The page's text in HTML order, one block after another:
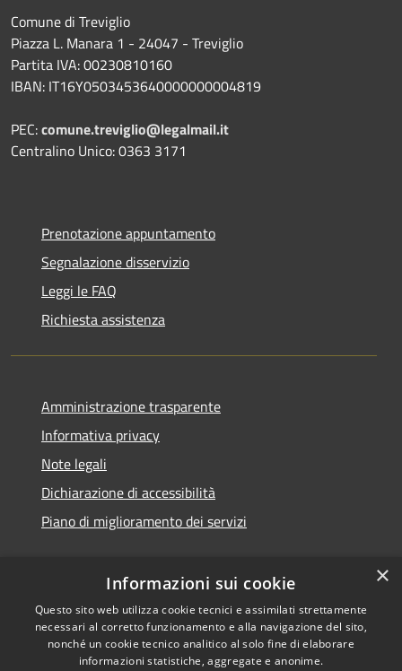
Comune di Treviglio
Piazza L. Manara 1 - 24047 - Treviglio
Partita IVA: 00230810160
IBAN: IT16Y0503453640000000004819
PEC:comune.treviglio@legalmail.it
Centralino Unico: 0363 3171
Prenotazione appuntamento
Segnalazione disservizio
Leggi le FAQ
Richiesta assistenza
Amministrazione trasparente
Informativa privacy
Note legali
Dichiarazione di accessibilità
Piano di miglioramento dei servizi
RSS
Accessibilità
Privacy
Copyright © 2026 • Comune di
Treviglio • Powered by
Municipium•Accesso
×
Informazioni sui cookie
Questo sito web utilizza cookie tecnici e assimilati strettamente
necessari al corretto funzionamento e alla navigazione del sito,
nonché un cookie tecnico analitico al solo fine di elaborare
informazioni statistiche, aggregate e anonime.